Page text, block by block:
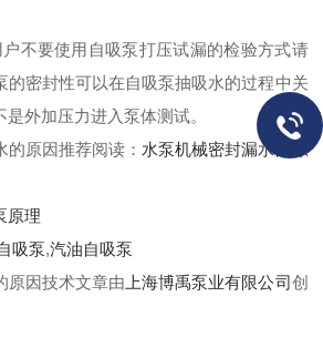
不要使用 自吸泵打压试漏的检验方式请
的密封性可以在自吸泵抽吸水的过程中关
外加压力进入泵体测试。
原因推荐阅读： 水泵机械密封漏水的原
原理
吸泵,汽油自吸泵
原因技术文章由 上海博禹泵业有限公司创